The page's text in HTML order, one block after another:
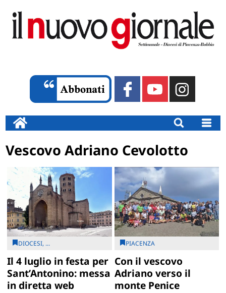
Vescovo Adriano Cevolotto
DIOCESI, ...
Il 4 luglio in festa per
Sant’Antonino: messa
in diretta web
PIACENZA
Con il vescovo
Adriano verso il
monte Penice